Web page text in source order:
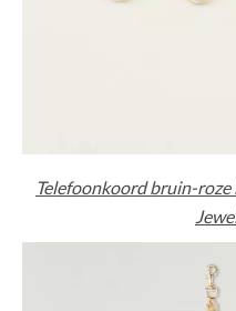
Telefoonkoord bruin-